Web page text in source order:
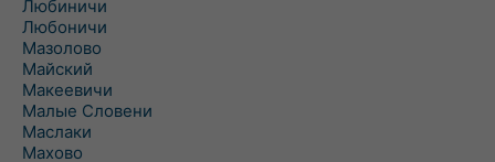
Любиничи
Любоничи
Мазолово
Майский
Макеевичи
Малые Словени
Маслаки
Махово